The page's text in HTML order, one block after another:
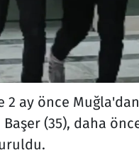
2 ay önce
(35), daha